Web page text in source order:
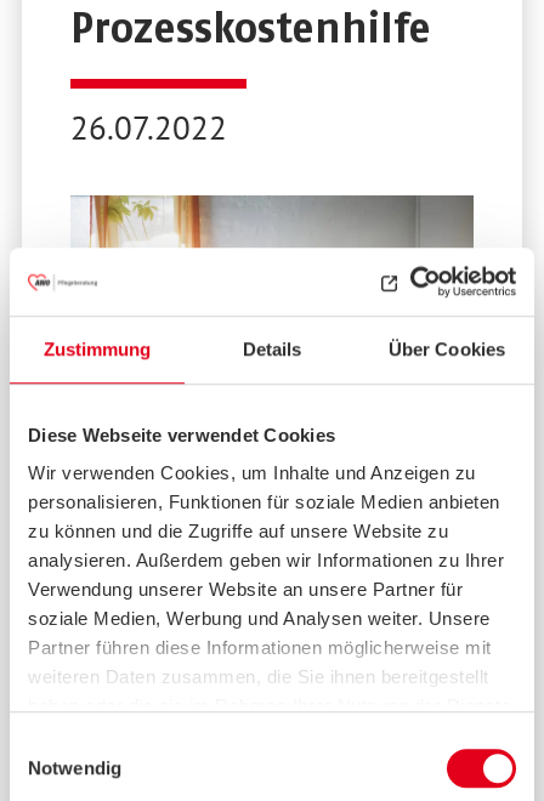
Zustimmung Details Über Cookies
Diese Webseite verwendet Cookies
Wir verwenden Cookies, um Inhalte und Anzeigen zu
personalisieren, Funktionen für soziale Medien anbieten
zu können und die Zugriffe auf unsere Website zu
analysieren. Außerdem geben wir Informationen zu Ihrer
Verwendung unserer Website an unsere Partner für
soziale Medien, Werbung und Analysen weiter. Unsere
Partner führen diese Informationen möglicherweise mit
weiteren Daten zusammen, die Sie ihnen bereitgestellt
Notwendig
Prozesskostenhilfe
26.07.2022
Zwei Frauen sitzen in einem Raum, eine
wird beraten.
Kostenlose Rechtsberatung bei
Bedürftigkeit für Menschen mit Demenz
und ihren Angehörigen.
Bundesland kostenfreie Beratung zu
diversen Themen erhalten. Dabei handelt